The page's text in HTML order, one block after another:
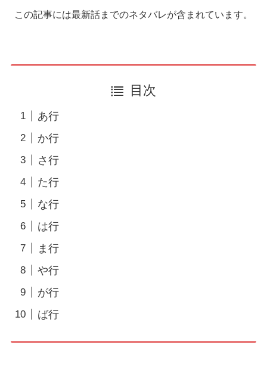
この記事には最新話までのネタバレが含まれています。
目次
あ行
か行
さ行
た行
な行
は行
ま行
や行
が行
ば行